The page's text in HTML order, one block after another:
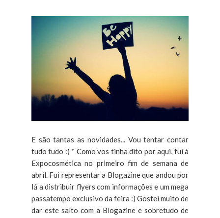
E são tantas as novidades... Vou tentar contar
tudo tudo :) * Como vos tinha dito por aqui, fui à
Expocosmética no primeiro fim de semana de
abril. Fui representar a Blogazine que andou por
lá a distribuir flyers com informações e um mega
passatempo exclusivo da feira :) Gostei muito de
dar este salto com a Blogazine e sobretudo de